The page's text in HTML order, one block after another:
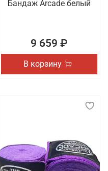
Бандаж Arcade белый
9 659 ₽
В корзину